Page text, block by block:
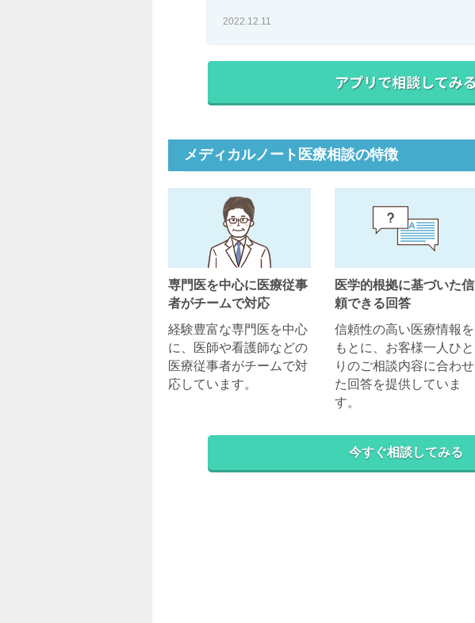
2022.12.11
メディカルノート医療相談の特徴
専門医を中心に医療従事
者がチームで対応
経験豊富な専門医を中心
に、医師や看護師などの
医療従事者がチームで対
応しています。
医学的根拠に基づいた信
頼できる回答
信頼性の高い医療情報を
もとに、お客様一人ひと
りのご相談内容に合わせ
た回答を提供していま
す。
今すぐ相談してみる